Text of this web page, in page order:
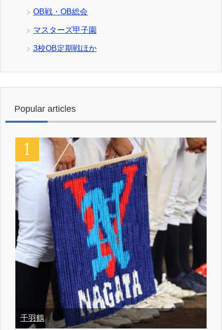
OB戦・OB総会
マスターズ甲子園
3校OB定期戦ほか
Popular articles
千羽鶴